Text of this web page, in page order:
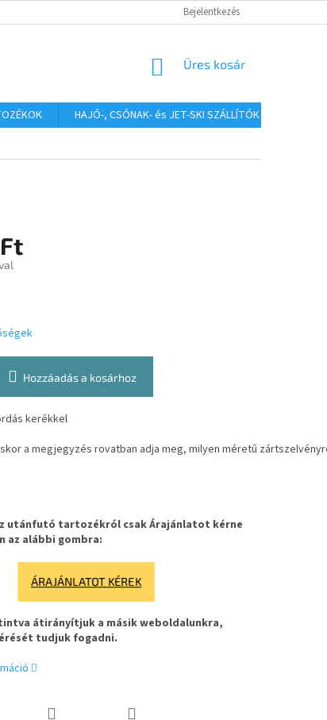
Bejelentkezés
KOSÁR
Üres kosár
HAJÓ-, CSÓNAK- és JET-SKI SZÁLLÍTÓK
Hozzáadás a kosárhoz
kerékkel
a megjegyzés rovatban adja meg, milyen méretű
utánfutó tartozékról csak Árajánlatot kérne
az alábbi gombra:
ÁRAJÁNLATOT KÉREK
átirányítjuk a másik weboldalunkra,
tudjuk fogadni.